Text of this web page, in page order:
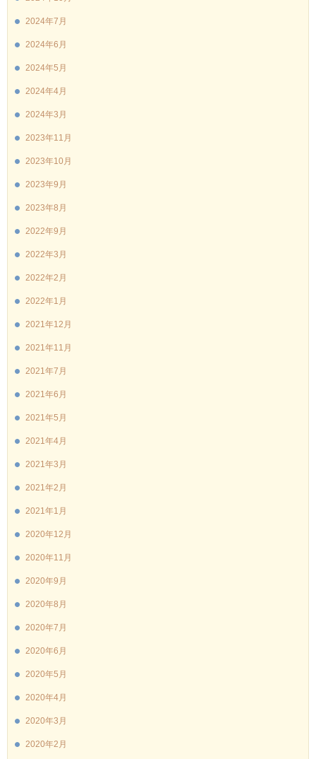
2024年7月
2024年6月
2024年5月
2024年4月
2024年3月
2023年11月
2023年10月
2023年9月
2023年8月
2022年9月
2022年3月
2022年2月
2022年1月
2021年12月
2021年11月
2021年7月
2021年6月
2021年5月
2021年4月
2021年3月
2021年2月
2021年1月
2020年12月
2020年11月
2020年9月
2020年8月
2020年7月
2020年6月
2020年5月
2020年4月
2020年3月
2020年2月